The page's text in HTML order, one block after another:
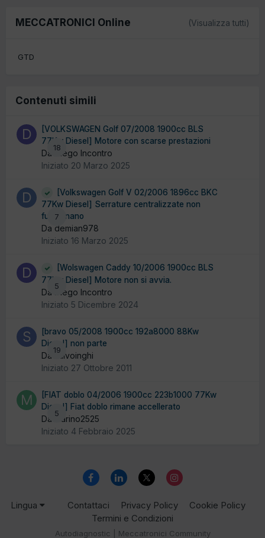
MECCATRONICI Online (Visualizza tutti)
GTD
Contenuti simili
18
[VOLKSWAGEN Golf 07/2008 1900cc BLS
77Kw Diesel] Motore con scarse prestazioni
Da Diego Incontro
Iniziato 20 Marzo 2025
7
[Volkswagen Golf V 02/2006 1896cc BKC
77Kw Diesel] Serrature centralizzate non
funzionano
Da demian978
Iniziato 16 Marzo 2025
5
[Wolswagen Caddy 10/2006 1900cc BLS
77Kw Diesel] Motore non si avvia.
Da Diego Incontro
Iniziato 5 Dicembre 2024
19
[bravo 05/2008 1900cc 192a8000 88Kw
Diesel] non parte
Da salvoinghi
Iniziato 27 Ottobre 2011
5
[FIAT doblo 04/2006 1900cc 223b1000 77Kw
Diesel] Fiat doblo rimane accellerato
Da marino2525
Iniziato 4 Febbraio 2025
Lingua Contattaci Privacy Policy
Cookie Policy
Termini e Condizioni
Autodiagnostic | Meccatronici Community